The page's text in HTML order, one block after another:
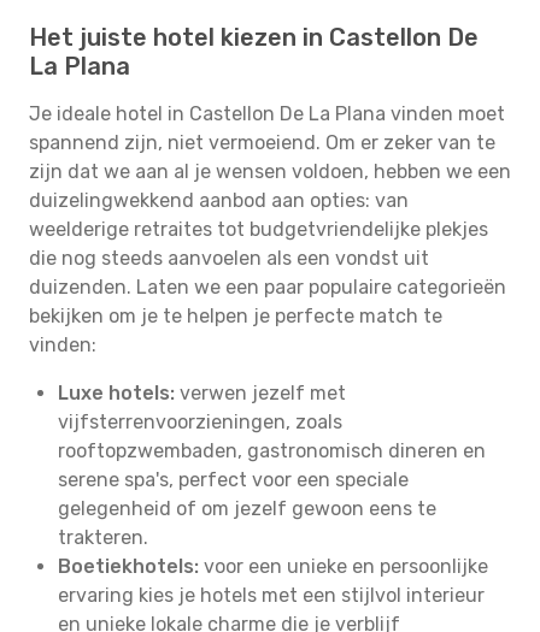
Het juiste hotel kiezen in Castellon De
La Plana
Je ideale hotel in Castellon De La Plana vinden moet
spannend zijn, niet vermoeiend. Om er zeker van te
zijn dat we aan al je wensen voldoen, hebben we een
duizelingwekkend aanbod aan opties: van
weelderige retraites tot budgetvriendelijke plekjes
die nog steeds aanvoelen als een vondst uit
duizenden. Laten we een paar populaire categorieën
bekijken om je te helpen je perfecte match te
vinden:
Luxe hotels: verwen jezelf met
vijfsterrenvoorzieningen, zoals
rooftopzwembaden, gastronomisch dineren en
serene spa's, perfect voor een speciale
gelegenheid of om jezelf gewoon eens te
trakteren.
Boetiekhotels: voor een unieke en persoonlijke
ervaring kies je hotels met een stijlvol interieur
en unieke lokale charme die je verblijf